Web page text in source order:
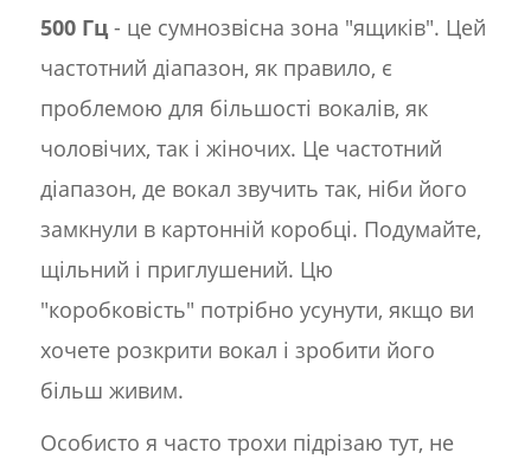
500 Гц- це сумнозвісна зона "ящиків". Цей
частотний діапазон, як правило, є
проблемою для більшості вокалів, як
чоловічих, так і жіночих. Це частотний
діапазон, де вокал звучить так, ніби його
замкнули в картонній коробці. Подумайте,
щільний і приглушений. Цю
"коробковість" потрібно усунути, якщо ви
хочете розкрити вокал і зробити його
більш живим.
Особисто я часто трохи підрізаю тут, не